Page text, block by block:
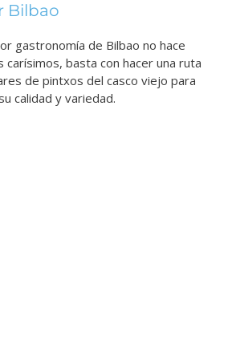
Bilbao
gastronomía de Bilbao no hace
basta con hacer una ruta
de pintxos del casco viejo para
calidad y variedad.